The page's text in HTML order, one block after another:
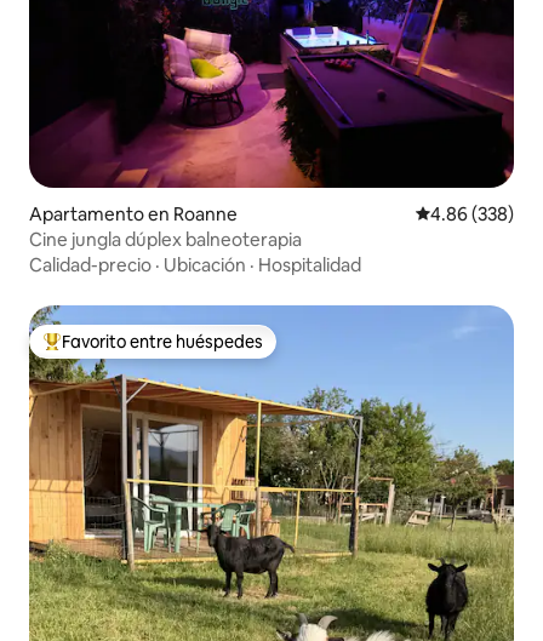
Apartamento en Roanne Calificación
4.86 (338)
Cine jungla dúplex balneoterapia
Calidad-precio · Ubicación · Hospitalidad
Favorito entre huéspedes preferido
Favorito entre huéspedes